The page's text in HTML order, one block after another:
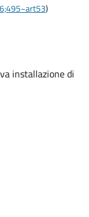
)
installazione di